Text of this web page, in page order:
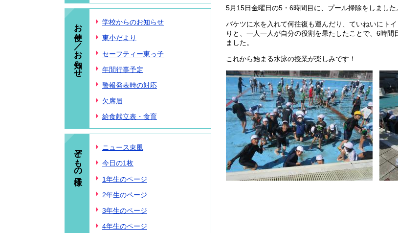
お便り／お知らせ 学校からのお知らせ
東小だより
セーフティー東っ子
年間行事予定
警報発表時の対応
欠席届
給食献立表・食育
子どもの様子 ニュース東風
今日の1枚
1年生のページ
2年生のページ
3年生のページ
4年生のページ
5月15日金曜日の5・6時間目に、プール掃除をしました
バケツに水を入れて何往復も運んだり、ていねいにト
りと、一人一人が自分の役割を果たしたことで、6時
ました。
これから始まる水泳の授業が楽しみです！